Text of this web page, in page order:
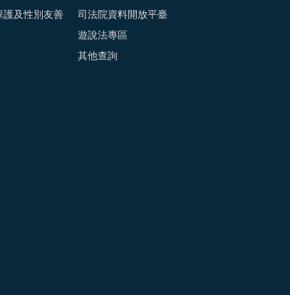
護及性別友善
司法院資料開放平臺
遊說法專區
其他查詢